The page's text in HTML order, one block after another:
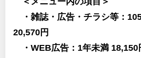
・雑誌・広告・チラシ等：
20,570円
・WEB広告：1年未満 18,150